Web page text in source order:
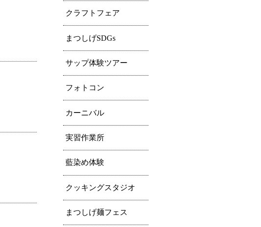
クラフトフェア
まつしげSDGs
サップ体験ツアー
フォトコン
カーニバル
実習作業所
藍染め体験
クッキングスタジオ
まつしげ麺フェス